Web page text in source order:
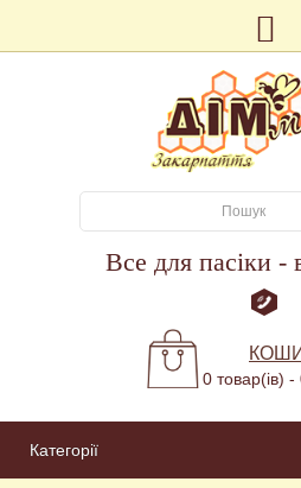
Все для пасіки -
0 товар(ів) -
Категорії